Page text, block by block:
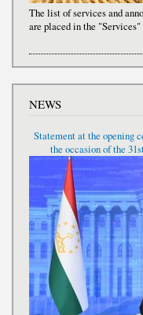
The list of services and
are placed in the
NEWS
Statement at the opening
the occasion of the